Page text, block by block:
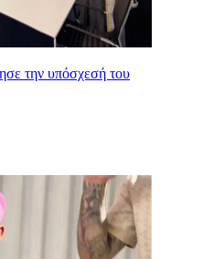
την υπόσχεσή του